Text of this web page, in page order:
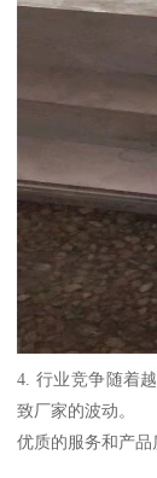
4. 行业竞争随着
致厂家的波动。
优质的服务和产品